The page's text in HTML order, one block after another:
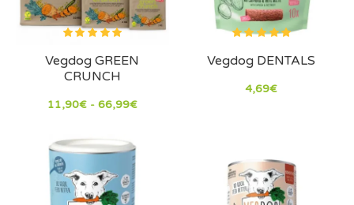
Vegdog GREEN
CRUNCH
11,90€ - 66,99€
Vegdog DENTALS
4,69€